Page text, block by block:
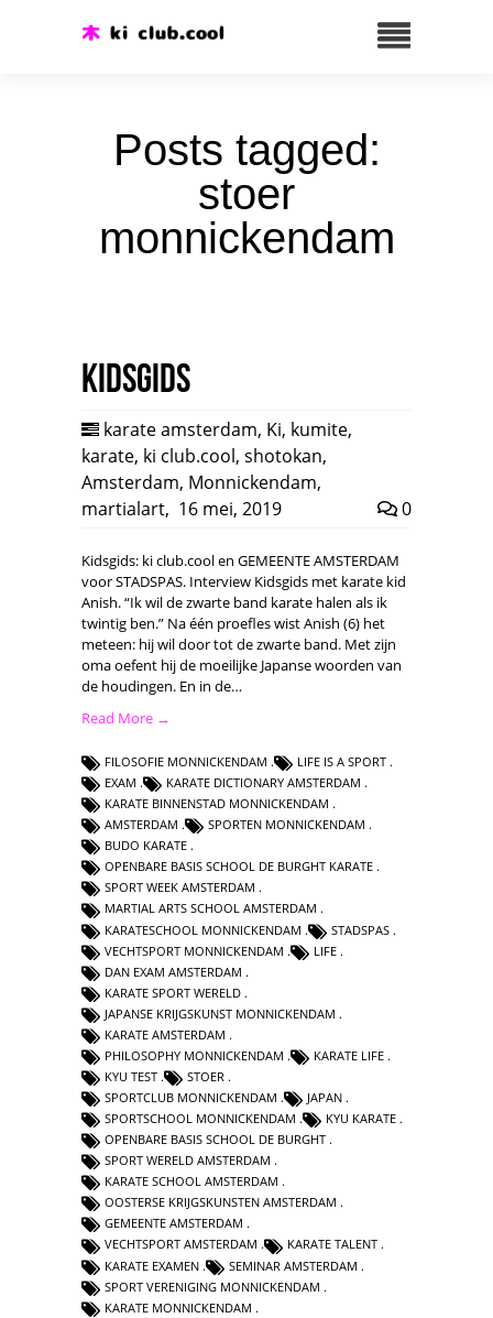
Posts tagged:
stoer
monnickendam
Kidsgids
karate amsterdam, Ki, kumite,
karate, ki club.cool, shotokan,
Amsterdam, Monnickendam,
martialart, 16 mei, 2019 0
Kidsgids: ki club.cool en GEMEENTE AMSTERDAM
voor STADSPAS. Interview Kidsgids met karate kid
Anish. “Ik wil de zwarte band karate halen als ik
twintig ben.” Na één proefles wist Anish (6) het
meteen: hij wil door tot de zwarte band. Met zijn
oma oefent hij de moeilijke Japanse woorden van
de houdingen. En in de…
Read More →
FILOSOFIE MONNICKENDAM
LIFE IS A SPORT
EXAM
KARATE DICTIONARY AMSTERDAM
KARATE BINNENSTAD MONNICKENDAM
AMSTERDAM
SPORTEN MONNICKENDAM
BUDO KARATE
OPENBARE BASIS SCHOOL DE BURGHT KARATE
SPORT WEEK AMSTERDAM
MARTIAL ARTS SCHOOL AMSTERDAM
KARATESCHOOL MONNICKENDAM
STADSPAS
VECHTSPORT MONNICKENDAM
LIFE
DAN EXAM AMSTERDAM
KARATE SPORT WERELD
JAPANSE KRIJGSKUNST MONNICKENDAM
KARATE AMSTERDAM
PHILOSOPHY MONNICKENDAM
KARATE LIFE
KYU TEST
STOER
SPORTCLUB MONNICKENDAM
JAPAN
SPORTSCHOOL MONNICKENDAM
KYU KARATE
OPENBARE BASIS SCHOOL DE BURGHT
SPORT WERELD AMSTERDAM
KARATE SCHOOL AMSTERDAM
OOSTERSE KRIJGSKUNSTEN AMSTERDAM
GEMEENTE AMSTERDAM
VECHTSPORT AMSTERDAM
KARATE TALENT
KARATE EXAMEN
SEMINAR AMSTERDAM
SPORT VERENIGING MONNICKENDAM
KARATE MONNICKENDAM